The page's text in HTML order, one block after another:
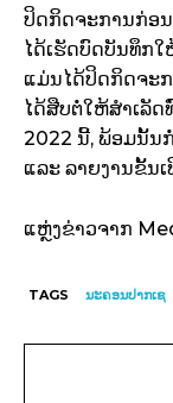
ປິດກິດຈະການກ່ອ
ໄດ້ເຮັດບົດບັນທຶກ
ແມ່ນໄດ້ປິດກິດຈະ
ໄດ້ສືບຕໍ່ໃຫ້ສຳເລັດ
2022 ນີ້, ພ້ອມນັ້ນ
ແລະ ລາຍງານຂັ້ນ
ແຫຼ່ງຂ່າວຈາກ
TAGS ນະຄອນປາກເຊ